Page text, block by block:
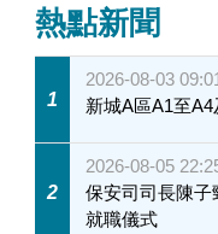
熱點新聞
1
2026-08-03 09:01
新城A區A1至
2
2026-08-05
保安司司長陳
就職儀式